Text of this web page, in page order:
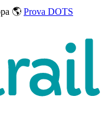
🌎 Prova DOTS